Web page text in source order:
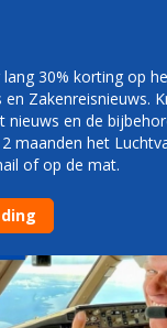
30% korting op
en Zakenreisnieuws.
en de
maanden het
of op de mat.